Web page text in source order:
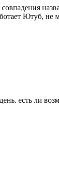
Ютуб, не
есть ли